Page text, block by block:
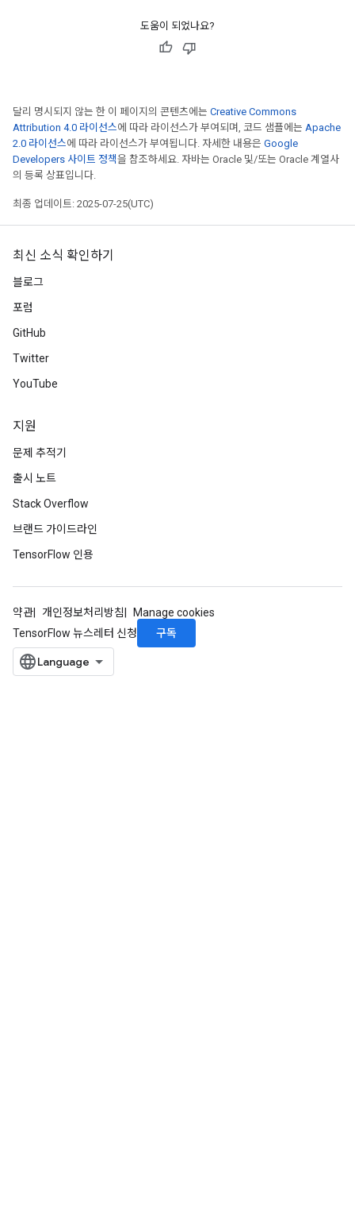
도움이 되었나요?
달리 명시되지 않는 한 이 페이지의 콘텐츠에는 Creative Commons
Attribution 4.0 라이선스에 따라 라이선스가 부여되며, 코드 샘플에는 Apache
2.0 라이선스에 따라 라이선스가 부여됩니다. 자세한 내용은 Google
Developers 사이트 정책을 참조하세요. 자바는 Oracle 및/또는 Oracle 계열사
의 등록 상표입니다.
최종 업데이트: 2025-07-25(UTC)
최신 소식 확인하기
블로그
포럼
GitHub
Twitter
YouTube
지원
문제 추적기
출시 노트
Stack Overflow
브랜드 가이드라인
TensorFlow 인용
약관 개인정보처리방침
Manage cookies
TensorFlow 뉴스레터 신청
구독